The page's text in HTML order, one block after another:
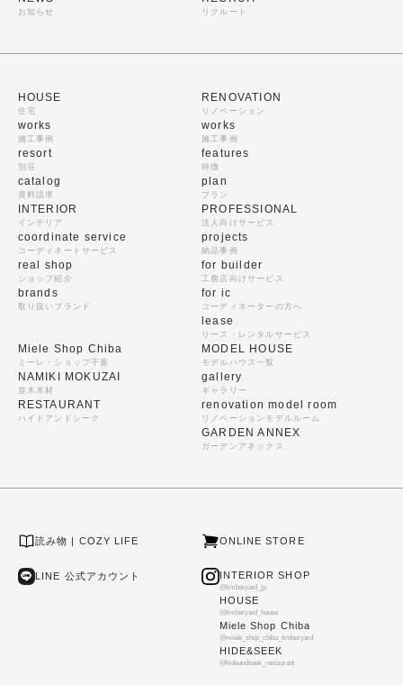
お知らせ リクルート
HOUSE
住宅
works
施工事例
resort
別荘
catalog
資料請求
RENOVATION
リノベーション
works
施工事例
features
特徴
plan
プラン
INTERIOR
インテリア
coordinate service
コーディネートサービス
real shop
ショップ紹介
brands
取り扱いブランド
PROFESSIONAL
法人向けサービス
projects
納品事例
for builder
工務店向けサービス
for ic
コーディネーターの方へ
lease
リース・レンタルサービス
Miele Shop Chiba
ミーレ・ショップ千葉
NAMIKI MOKUZAI
並木木材
RESTAURANT
ハイドアンドシーク
MODEL HOUSE
モデルハウス一覧
gallery
ギャラリー
renovation model room
リノベーションモデルルーム
GARDEN ANNEX
ガーデンアネックス
読み物 | COZY LIFE ONLINE STORE
LINE 公式アカウント INTERIOR SHOP
@timberyard_jp
HOUSE
@timberyard_house
Miele Shop Chiba
@miele_shop_chiba_timberyard
HIDE&SEEK
@hideandseek_restaurant